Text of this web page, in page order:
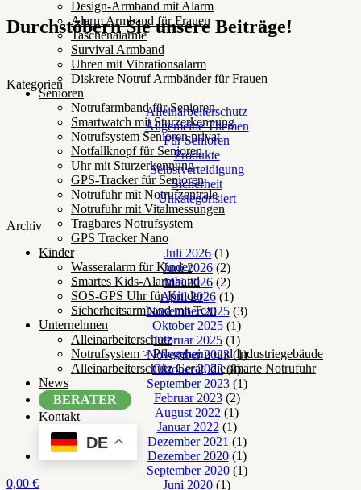
Design-Armband mit Alarm
Alarm Armband für Frauen
Taschenalarme
Survival Armband
Uhren mit Vibrationsalarm
Diskrete Notruf Armbänder für Frauen
Senioren
Notrufarmband für Senioren
Smartwatch mit Sturzerkennung
Notrufsystem Senioren privat
Notfallknopf für Senioren
Uhr mit Sturzerkennung
GPS-Tracker für Senioren
Notrufuhr mit Notrufzentrale
Notrufuhr mit Vitalmessungen
Tragbares Notrufsystem
GPS Tracker Nano
Kinder
Wasseralarm für Kinder
Smartes Kids-Alarmband
SOS-GPS Uhr für Kinder
Sicherheitsarmband mit Text
Unternehmen
Alleinarbeiterschutz
Notrufsystem > Pflegeheim und Industriegebäude
Alleinarbeiterschutz Gerät, die smarte Notrufuhr
News
BERATER
Kontakt
DE
0,00 €
Durchstöbern Sie unsere Beiträge!
Kategorien
Alleinarbeiterschutz
Allgemeine Themen
Für Senioren
Produkte
Selbstverteidigung
Sicherheit
Unkategorisiert
Archiv
Juli 2026 (1)
Juni 2026 (2)
Mai 2026(2)
April 2026(1)
November 2025(3)
Oktober 2025 (1)
Februar 2025(1)
November 2023(1)
Oktober 2023(8)
September 2023(1)
Februar 2023(2)
August 2022 (1)
Januar 2022(1)
Dezember 2021 (1)
Dezember 2020(1)
September 2020(1)
Juni 2020 (1)